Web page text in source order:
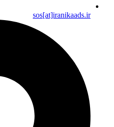
sos[at]iranikaads.ir